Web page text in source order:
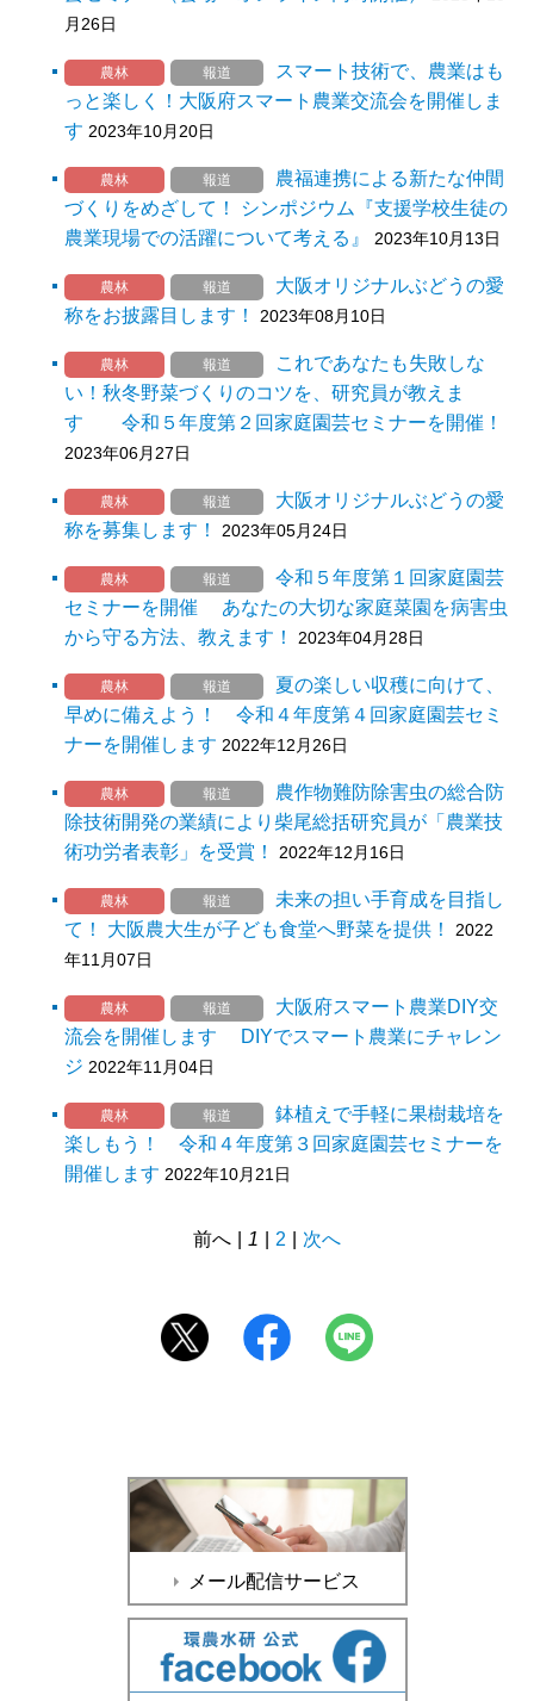
月26日
農林 報道
スマート技術で、農業はも
っと楽しく！大阪府スマート農業交流会を開催しま
す 2023年10月20日
農林 報道
農福連携による新たな仲間
づくりをめざして！ シンポジウム『支援学校生徒の
農業現場での活躍について考える』
2023年10月13日
農林 報道
大阪オリジナルぶどうの愛
称をお披露目します！
2023年08月10日
農林 報道
これであなたも失敗しな
い！秋冬野菜づくりのコツを、研究員が教えま
す 令和５年度第２回家庭園芸セミナーを開催！
2023年06月27日
農林 報道
大阪オリジナルぶどうの愛
称を募集します！
2023年05月24日
農林 報道
令和５年度第１回家庭園芸
セミナーを開催 あなたの大切な家庭菜園を病害虫
から守る方法、教えます！
2023年04月28日
農林 報道
夏の楽しい収穫に向けて、
早めに備えよう！ 令和４年度第４回家庭園芸セミ
ナーを開催します 2022年12月26日
農林 報道
農作物難防除害虫の総合防
除技術開発の業績により柴尾総括研究員が「農業技
術功労者表彰」を受賞！
2022年12月16日
農林 報道
未来の担い手育成を目指し
て！ 大阪農大生が子ども食堂へ野菜を提供！
2022
年11月07日
農林 報道
大阪府スマート農業DIY交
流会を開催します DIYでスマート農業にチャレン
ジ 2022年11月04日
農林 報道
鉢植えで手軽に果樹栽培を
楽しもう！ 令和４年度第３回家庭園芸セミナーを
開催します 2022年10月21日
前へ 1 2 次へ
メール配信サービス